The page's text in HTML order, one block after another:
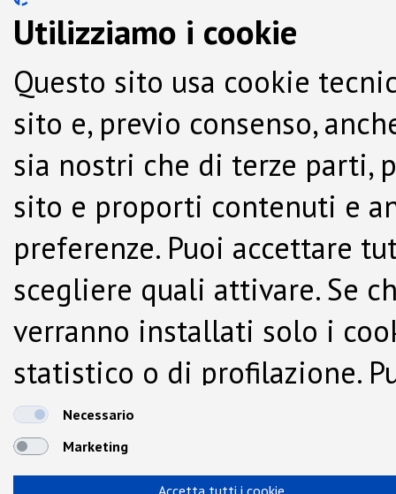
Utilizziamo i cookie
Questo sito usa cookie
sito e, previo consenso,
sia nostri che di terze parti,
sito e proporti contenuti e
preferenze. Puoi accettare
scegliere quali attivare. Se
verranno installati solo i
statistico o di profilazione.
dalla Cookie Policy.
Necessario
Marketing
Accetta tutti i cookie